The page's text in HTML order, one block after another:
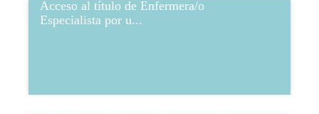
Acceso al título de Enfermera/o
Especialista por u...